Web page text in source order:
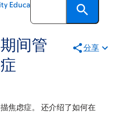
Education
间管
分享
焦虑症。 还介绍了如何在